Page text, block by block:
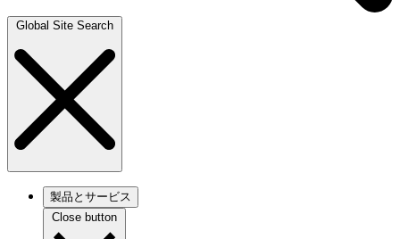
Global Site Search
製品とサービス
Close button